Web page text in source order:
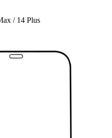
/ 14 Plus